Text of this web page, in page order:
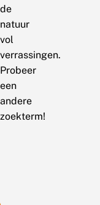
de
natuur
vol
verrassingen.
Probeer
een
andere
zoekterm!